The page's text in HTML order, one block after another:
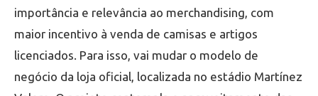
importância e relevância ao merchandising, com
maior incentivo à venda de camisas e artigos
licenciados. Para isso, vai mudar o modelo de
negócio da loja oficial, localizada no estádio Martínez